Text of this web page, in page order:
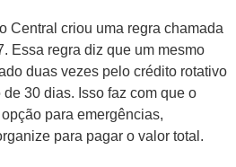
Central criou uma regra chamada
Essa regra diz que um mesmo
duas vezes pelo crédito rotativo
30 dias. Isso faz com que o
para emergências,
para pagar o valor total.